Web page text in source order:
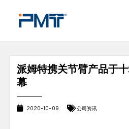
派姆特携关节臂产品于
幕
2020-10-09 公司资讯